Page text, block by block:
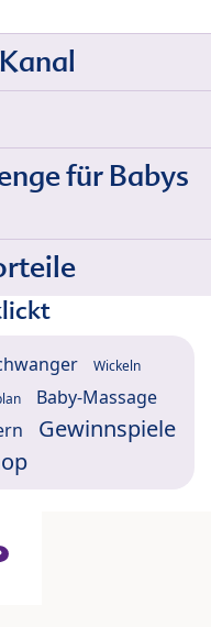
für Babys
Wickeln
Baby-Massage
Gewinnspiele